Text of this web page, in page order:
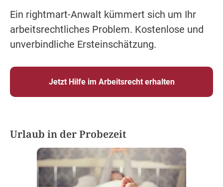
Ein rightmart-Anwalt kümmert sich um Ihr
arbeitsrechtliches Problem. Kostenlose und
unverbindliche Ersteinschätzung.
Jetzt Hilfe im Arbeitsrecht erhalten
Urlaub in der Probezeit